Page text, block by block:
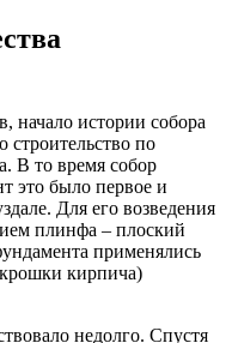
начало истории собора
строительство по
В то время собор
это было первое и
Для его возведения
плинфа – плоский
применялись
кирпича)
недолго. Спустя